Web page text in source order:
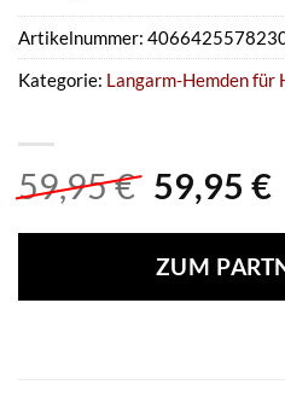
59,95€
war:
59,95 €
59,95 €
ZUM
Artikelnummer:
Kategorie: Langarm-Hemden für